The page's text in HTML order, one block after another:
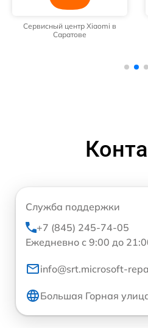
Сервисный центр Xiaomi в
Саратове
Служба поддержки
+7 (845) 245-74-05
Ежедневно с 9:00 до
info@srt.microsoft-
Большая Горная